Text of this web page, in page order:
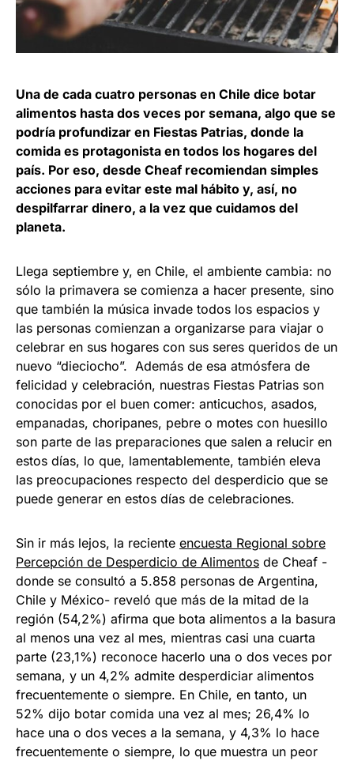
Una de cada cuatro personas en Chile dice botar
alimentos hasta dos veces por semana, algo que se
podría profundizar en Fiestas Patrias, donde la
comida es protagonista en todos los hogares del
país. Por eso, desde Cheaf recomiendan simples
acciones para evitar este mal hábito y, así, no
despilfarrar dinero, a la vez que cuidamos del
planeta.
Llega septiembre y, en Chile, el ambiente cambia: no
sólo la primavera se comienza a hacer presente, sino
que también la música invade todos los espacios y
las personas comienzan a organizarse para viajar o
celebrar en sus hogares con sus seres queridos de un
nuevo “dieciocho”. Además de esa atmósfera de
felicidad y celebración, nuestras Fiestas Patrias son
conocidas por el buen comer: anticuchos, asados,
empanadas, choripanes, pebre o motes con huesillo
son parte de las preparaciones que salen a relucir en
estos días, lo que, lamentablemente, también eleva
las preocupaciones respecto del desperdicio que se
puede generar en estos días de celebraciones.
Sin ir más lejos, la reciente encuesta Regional sobre
Percepción de Desperdicio de Alimentos de Cheaf -
donde se consultó a 5.858 personas de Argentina,
Chile y México- reveló que más de la mitad de la
región (54,2%) afirma que bota alimentos a la basura
al menos una vez al mes, mientras casi una cuarta
parte (23,1%) reconoce hacerlo una o dos veces por
semana, y un 4,2% admite desperdiciar alimentos
frecuentemente o siempre. En Chile, en tanto, un
52% dijo botar comida una vez al mes; 26,4% lo
hace una o dos veces a la semana, y 4,3% lo hace
frecuentemente o siempre, lo que muestra un peor